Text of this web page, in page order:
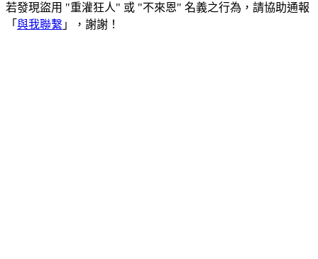
若發現盜用 "重灌狂人" 或 "不來恩" 名義之行為，請協助通報
「 與我聯繫 」，謝謝！